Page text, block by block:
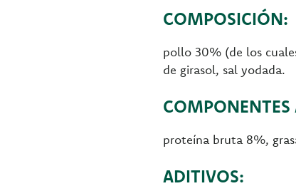
COMPOSICIÓN:
pollo 30% (de los
de girasol, sal yodada.
proteína bruta 8%,
ADITIVOS: